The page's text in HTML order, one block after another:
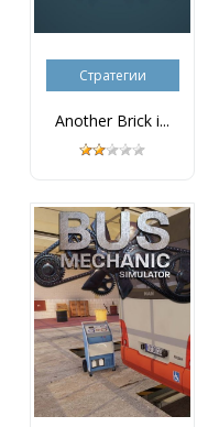
Стратегии
Another Brick i...